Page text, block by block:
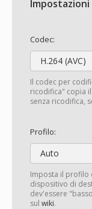
Impostazioni
Codec:
H.264 (AVC)
Il codec per
ricodifica" copia
senza ricodifica,
Profilo:
Auto
Imposta il profilo
dispositivo di
dev'essere
sul wiki.